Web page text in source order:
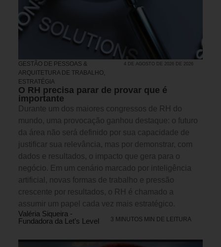
GESTÃO DE PESSOAS &
ARQUITETURA DE TRABALHO,
ESTRATÉGIA
4 DE AGOSTO DE 2026 DE 2026
O RH precisa parar de provar que é
importante
Durante um dos maiores congressos de RH do
mundo, uma provocação ganhou destaque: o futuro
da área não será definido por sua capacidade de
justificar sua relevância, mas por demonstrar, com
dados e resultados, o impacto que gera para o
negócio. Em um cenário marcado por inteligência
artificial, novas formas de trabalho e pressão
crescente por resultados, o RH é chamado a
assumir um papel cada vez mais estratégico.
Valéria Siqueira -
Fundadora da Let’s Level
3 MINUTOS MIN DE LEITURA